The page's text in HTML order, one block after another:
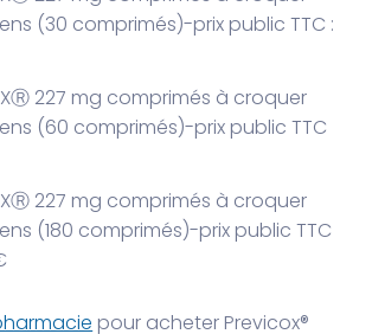
(30 comprimés)-prix public TTC :
227 mg comprimés à croquer
(60 comprimés)-prix public TTC
227 mg comprimés à croquer
(180 comprimés)-prix public TTC
pour acheter Previcox®